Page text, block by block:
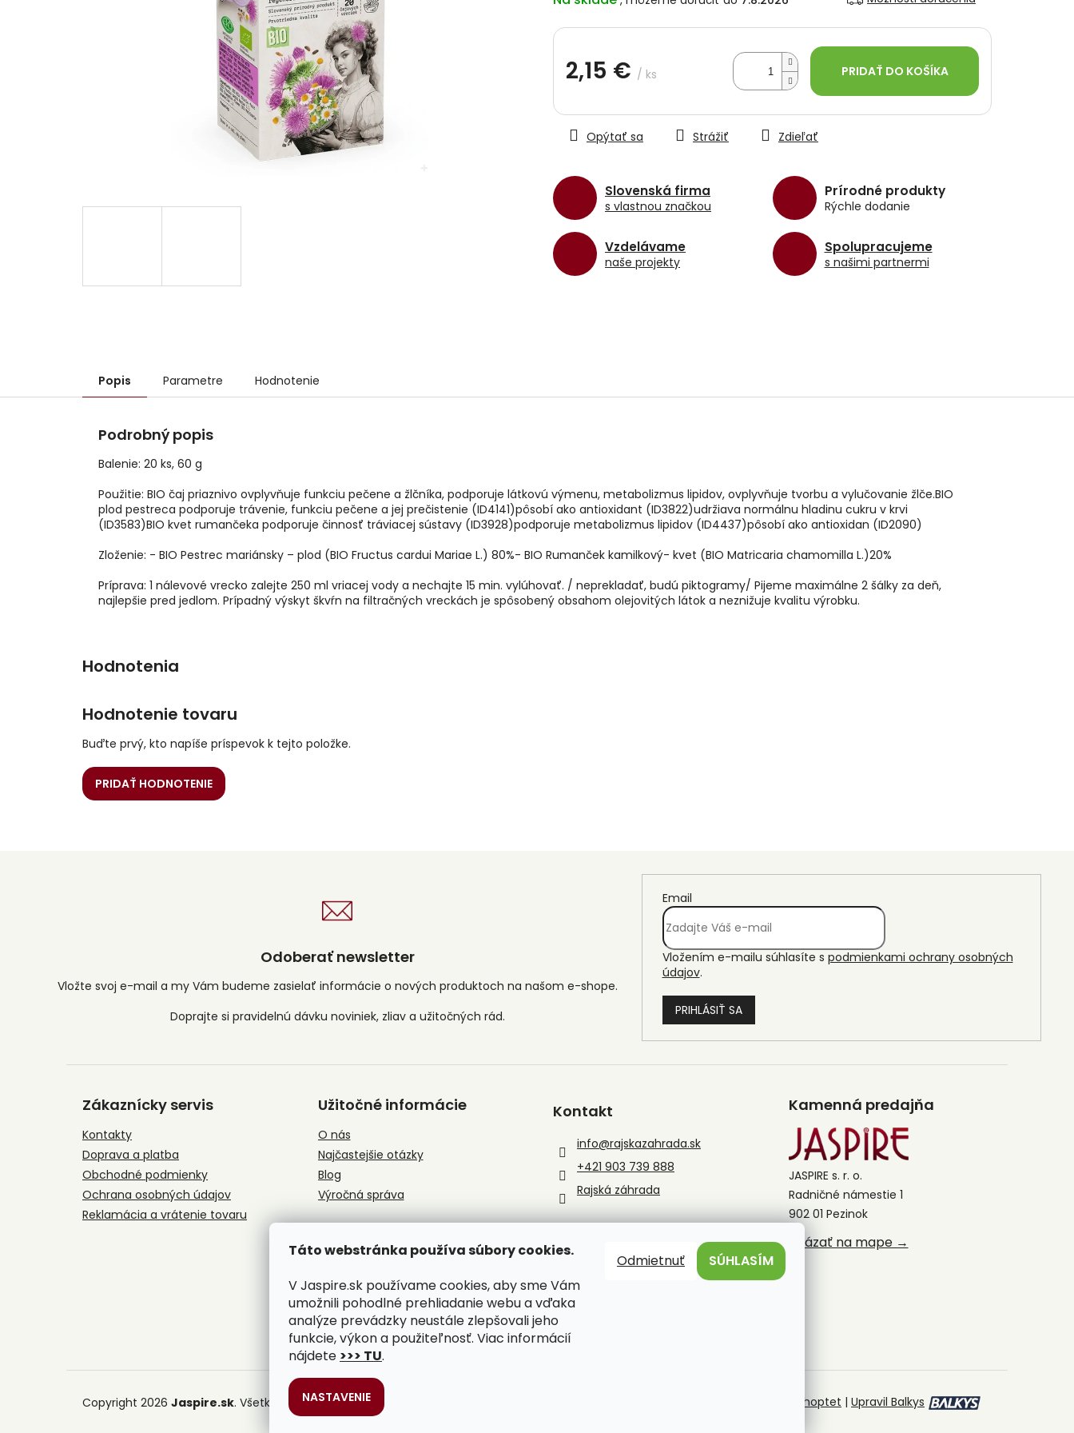
Táto webstránka používa súbory cookies.
V Jaspire.sk používame cookies, aby sme Vám
umožnili pohodlné prehliadanie webu a vďaka
analýze prevádzky neustále zlepšovali jeho
funkcie, výkon a použiteľnosť. Viac informácií
nájdete >>> TU.
NASTAVENIE
Odmietnuť SÚHLASÍM
2,15 € / ks
cena:
PRIDAŤ DO KOŠÍKA
Slovenská firma
s vlastnou značkou
Prírodné produkty
Rýchle dodanie
Vzdelávame
naše projekty
Spolupracujeme
s našimi partnermi
Opýtať sa Strážiť Zdieľať
z
hviezdičiek.
Popis Parametre Hodnotenie
Podrobný popis
Balenie: 20 ks, 60 g
Použitie: BIO čaj priaznivo ovplyvňuje funkciu pečene a žlčníka, podporuje látkovú výmenu, metabolizmus lipidov, ovplyvňuje tvorbu a vylučovanie žlče.BIO
plod pestreca podporuje trávenie, funkciu pečene a jej prečistenie (ID4141)pôsobí ako antioxidant (ID3822)udržiava normálnu hladinu cukru v krvi
(ID3583)BIO kvet rumančeka podporuje činnosť tráviacej sústavy (ID3928)podporuje metabolizmus lipidov (ID4437)pôsobí ako antioxidan (ID2090)
Zloženie: - BIO Pestrec mariánsky – plod (BIO Fructus cardui Mariae L.) 80%- BIO Rumanček kamilkový- kvet (BIO Matricaria chamomilla L.)20%
Príprava: 1 nálevové vrecko zalejte 250 ml vriacej vody a nechajte 15 min. vylúhovať. / neprekladať, budú piktogramy/ Pijeme maximálne 2 šálky za deň,
najlepšie pred jedlom. Prípadný výskyt škvŕn na filtračných vreckách je spôsobený obsahom olejovitých látok a neznižuje kvalitu výrobku.
Hodnotenie tovaru
Buďte prvý, kto napíše príspevok k tejto položke.
PRIDAŤ HODNOTENIE
Odoberať newsletter
Vložte svoj e-mail a my Vám budeme zasielať informácie o nových produktoch na našom e-shope.
Email
Vložením e-mailu súhlasíte s podmienkami ochrany osobných
údajov.
PRIHLÁSIŤ SA
Zákaznícky servis
Kontakty
Doprava a platba
Obchodné podmienky
Ochrana osobných údajov
Reklamácia a vrátenie tovaru
Užitočné informácie
O nás
Najčastejšie otázky
Blog
Výročná správa
Kontakt
info@rajskazahrada.sk
+421 903 739 888
Rajská záhrada
Kamenná predajňa
JASPIRE s. r. o.
Radničné námestie 1
902 01 Pezinok
Ukázať na mape →
Vytvoril Shoptet | Upravil Balkys
Copyright 2026 Jaspire.sk. Všetky práva vyhradené. Upraviť nastavenie cookies